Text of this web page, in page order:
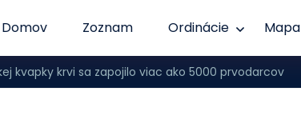
Domov Zoznam Ordinácie Mapa
kvapky krvi sa zapojilo viac ako 5000 prvodarcov